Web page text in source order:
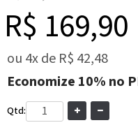
R$ 169,90
ou 4xde R$ 42,48
Economize 10% no
Qtd: